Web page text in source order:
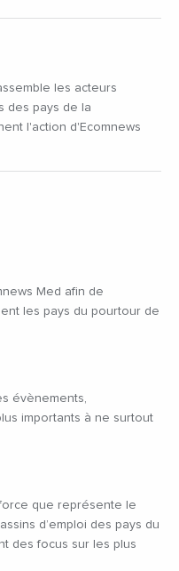
Med afin de
les pays du pourtour de
évènements,
importants à ne surtout
que représente le
d’emploi des pays du
des focus sur les plus
les acteurs
des pays de la
l'action d'Ecomnews